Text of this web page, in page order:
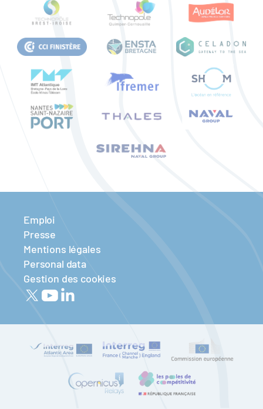
Emploi
Presse
Mentions légales
Personal data
Gestion des cookies